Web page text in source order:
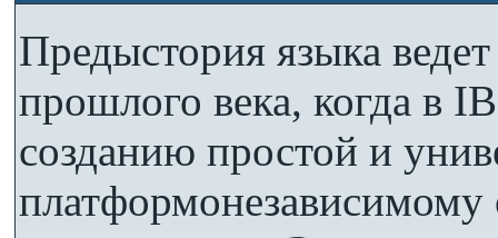
Предыстория языка
прошлого века, когда в
созданию простой и